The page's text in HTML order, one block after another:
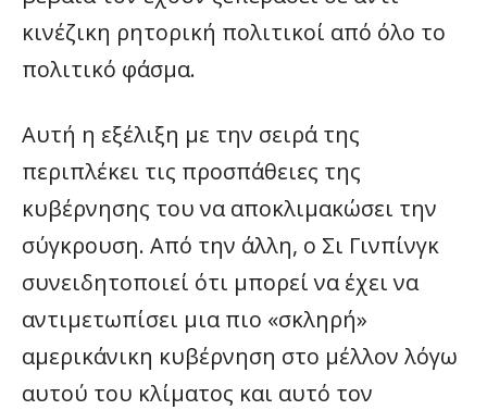
κινέζικη ρητορική πολιτικοί από όλο το
πολιτικό φάσμα.
Αυτή η εξέλιξη με την σειρά της
περιπλέκει τις προσπάθειες της
κυβέρνησης του να αποκλιμακώσει την
σύγκρουση. Από την άλλη, ο Σι Γινπίνγκ
συνειδητοποιεί ότι μπορεί να έχει να
αντιμετωπίσει μια πιο «σκληρή»
αμερικάνικη κυβέρνηση στο μέλλον λόγω
αυτού του κλίματος και αυτό τον